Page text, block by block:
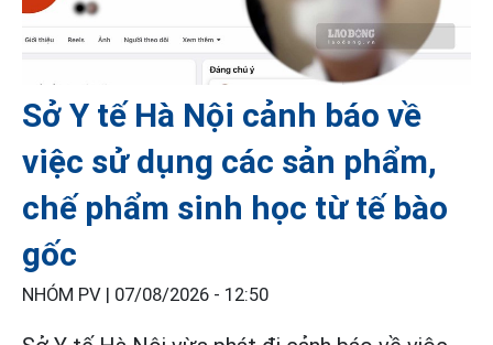
Sở Y tế Hà Nội cảnh báo về
việc sử dụng các sản phẩm,
chế phẩm sinh học từ tế bào
gốc
NHÓM PV | 07/08/2026 - 12:50